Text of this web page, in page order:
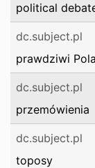
political
dc.subject.pl
prawdziwi
dc.subject.pl
przemówienia
dc.subject.pl
toposy